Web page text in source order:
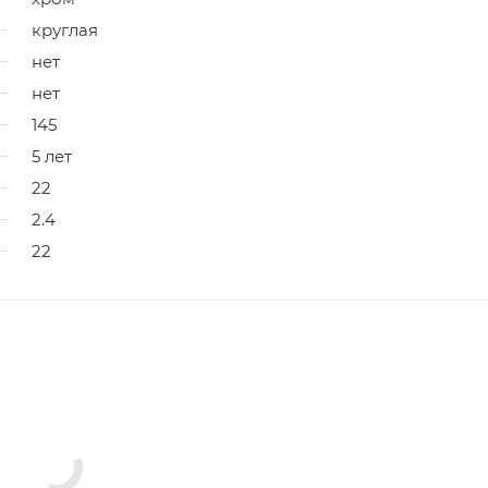
круглая
нет
нет
145
5 лет
22
2.4
22